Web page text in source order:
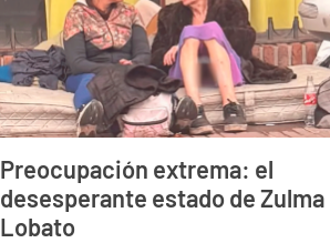
Preocupación extrema: el
desesperante estado de Zulma
Lobato